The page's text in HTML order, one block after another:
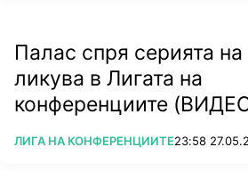
Палас спря серията
ликува в Лигата на
конференциите
ПОВЕЧЕ ОТ
ЛИГА НА КОНФЕРЕНЦИИТЕ23:58